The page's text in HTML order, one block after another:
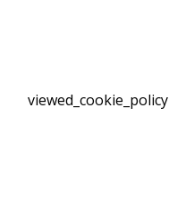
viewed_cookie_policy